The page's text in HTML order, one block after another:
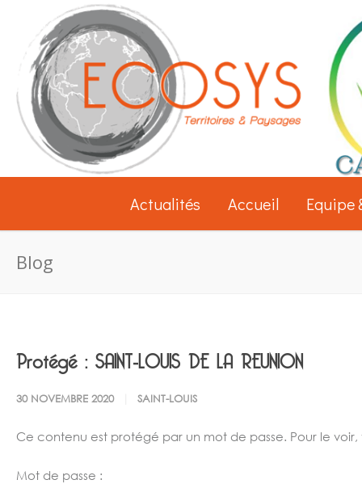
Actualités Accueil Equipe
Blog
Protégé : SAINT-LOUIS DE LA REUNION
30 NOVEMBRE 2020 SAINT-LOUIS
Ce contenu est protégé par un mot de passe. Pour le voir,
Mot de passe :